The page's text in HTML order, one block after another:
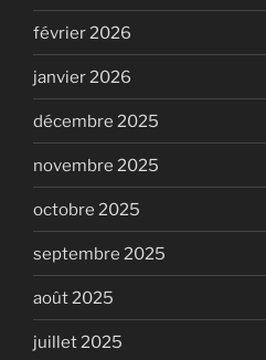
février 2026
janvier 2026
décembre 2025
novembre 2025
octobre 2025
septembre 2025
août 2025
juillet 2025